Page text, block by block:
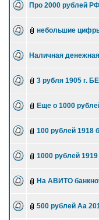
Про 2000 рублей РФ
небольшие
Наличная
3 рубля 1905 г.
Еще о 1000
100 рублей 1918
1000 рублей
На АВИТО
500 рублей Аа